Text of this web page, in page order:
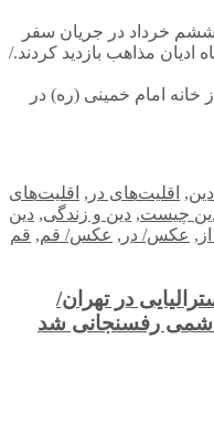
ششم خرداد در جریان سفر
ادیان مذاهب بازدید کردند./
خانه امام خمینی (ره) در
, اقلیت‌های در , اقلیت‌های
چیست, دین و زندگی, دین
, عکس/ در , عکس/ قم, قم
در تهران/
رفسنجانی شد